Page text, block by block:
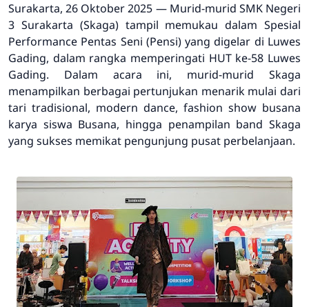
Surakarta, 26 Oktober 2025 — Murid-murid SMK Negeri
3 Surakarta (Skaga)tampil memukau dalamSpesial
Performance Pentas Seni (Pensi)yang digelar di Luwes
Gading, dalam rangka memperingati HUT ke-58 Luwes
Gading. Dalam acara ini, murid-murid Skaga
menampilkan berbagai pertunjukan menarik mulai dari
tari tradisional, modern dance, fashion show busana
karya siswa Busana, hingga penampilan band Skaga
yang sukses memikat pengunjung pusat perbelanjaan.